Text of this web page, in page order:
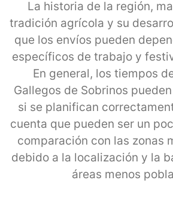
La historia de la región,
tradición agrícola y su
que los envíos pueden
específicos de trabajo y
En general, los tiempos
Gallegos de Sobrinos
si se planifican
cuenta que pueden ser un
comparación con las zonas
debido a la localización y la
áreas menos